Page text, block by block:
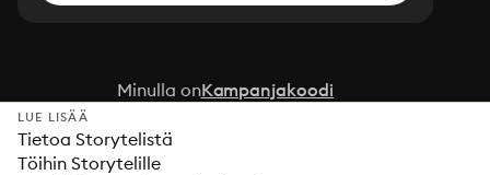
Minulla onKampanjakoodi
LUE LISÄÄ
Tietoa Storytelistä
Töihin Storytelille